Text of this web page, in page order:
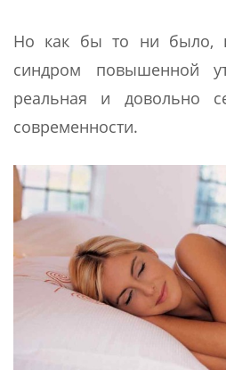
Но как бы то ни было,
синдром повышенной
реальная и довольно
современности.